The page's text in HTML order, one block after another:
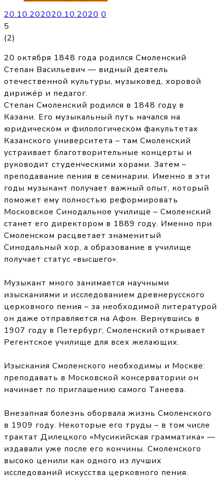
20.10.202020.10.2020 0
5
(2)
20 октября 1848 года родился Смоленский
Степан Васильевич — видный деятель
отечественной культуры, музыковед, хоровой
дирижёр и педагог.
Степан Смоленский родился в 1848 году в
Казани. Его музыкальный путь начался на
юридическом и филологическом факультетах
Казанского университета – там Смоленский
устраивает благотворительные концерты и
руководит студенческими хорами. Затем –
преподавание пения в семинарии. Именно в эти
годы музыкант получает важный опыт, который
поможет ему полностью реформировать
Московское Синодальное училище – Смоленский
станет его директором в 1889 году. Именно при
Смоленском расцветает знаменитый
Синодальный хор, а образование в училище
получает статус «высшего».
Музыкант много занимается научными
изысканиями и исследованием древнерусского
церковного пения – за необходимой литературой
он даже отправляется на Афон. Вернувшись в
1907 году в Петербург, Смоленский открывает
Регентское училище для всех желающих.
Изыскания Смоленского необходимы и Москве:
преподавать в Московской консерватории он
начинает по приглашению самого Танеева.
Внезапная болезнь оборвала жизнь Смоленского
в 1909 году. Некоторые его труды – в том числе
трактат Дилецкого «Мусикийская грамматика» —
издавали уже после его кончины. Смоленского
высоко ценили как одного из лучших
исследований искусства церковного пения.